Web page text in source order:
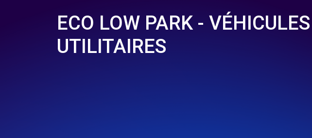
ECO LOW PARK - VÉHICULES
UTILITAIRES